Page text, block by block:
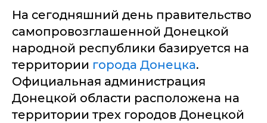
На сегодняшний день правительство
самопровозглашенной Донецкой
народной республики базируется на
территории города Донецка.
Официальная администрация
Донецкой области расположена на
территории трех городов Донецкой